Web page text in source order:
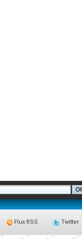
Flux RSS Twitter